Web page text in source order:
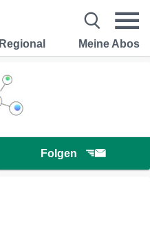
Regional Meine Abos
Folgen